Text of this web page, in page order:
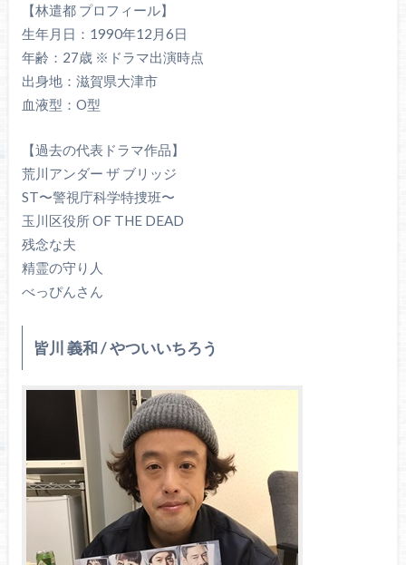
【林遣都 プロフィール】
生年月日：1990年12月6日
年齢：27歳 ※ドラマ出演時点
出身地：滋賀県大津市
血液型：O型
【過去の代表ドラマ作品】
荒川アンダー ザ ブリッジ
ST〜警視庁科学特捜班〜
玉川区役所 OF THE DEAD
残念な夫
精霊の守り人
べっぴんさん
皆川 義和 / やついいちろう